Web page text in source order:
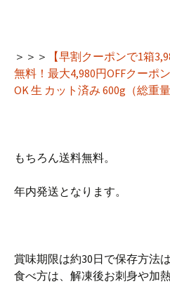
＞＞＞
【早割クーポンで1箱
無料！最大4,980円OFFクーポ
OK 生 カット済み 600g（総重
もちろん送料無料。
年内発送となります。
賞味期限は約30日で保存方法
食べ方は、解凍後お刺身や加